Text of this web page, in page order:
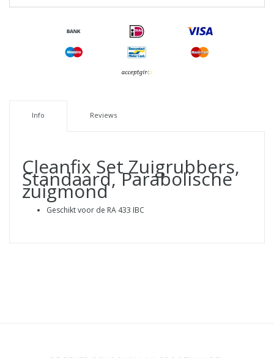
Info Reviews
Cleanfix Set Zuigrubbers,
Standaard, Parabolische
zuigmond
Geschikt voor de RA 433 IBC